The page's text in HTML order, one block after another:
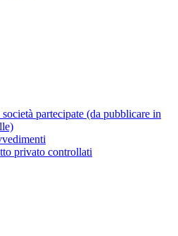
partecipate (da pubblicare in
privato controllati